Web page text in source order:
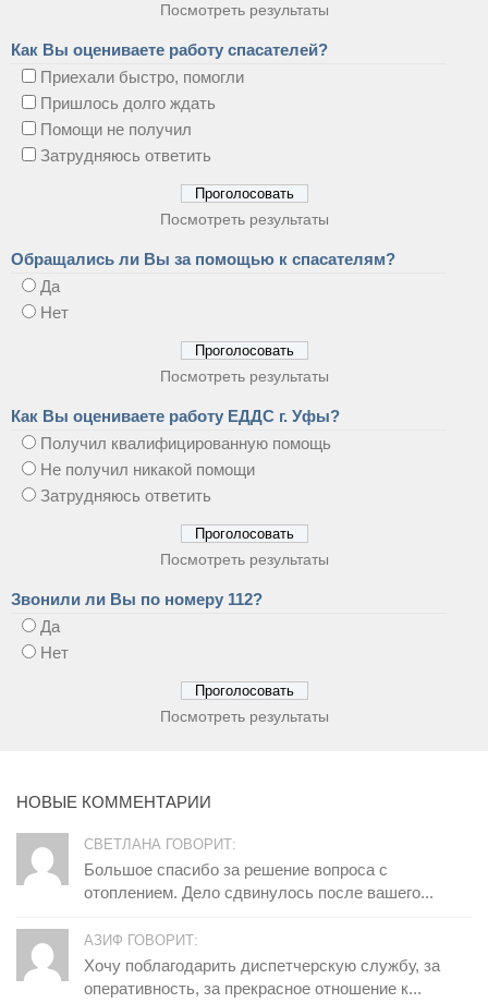
Посмотреть результаты
Как Вы оцениваете работу спасателей?
Приехали быстро, помогли
Пришлось долго ждать
Помощи не получил
Затрудняюсь ответить
Посмотреть результаты
Обращались ли Вы за помощью к спасателям?
Да
Нет
Посмотреть результаты
Как Вы оцениваете работу ЕДДС г. Уфы?
Получил квалифицированную помощь
Не получил никакой помощи
Затрудняюсь ответить
Посмотреть результаты
Звонили ли Вы по номеру 112?
Да
Нет
Посмотреть результаты
НОВЫЕ КОММЕНТАРИИ
СВЕТЛАНА ГОВОРИТ:
Большое спасибо за решение вопроса с
отоплением. Дело сдвинулось после вашего...
АЗИФ ГОВОРИТ:
Хочу поблагодарить диспетчерскую службу, за
оперативность, за прекрасное отношение к...